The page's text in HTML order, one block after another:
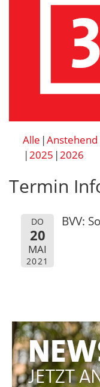
Alle Anstehend
2025 2026
Termin
DO
20
MAI
2021
BVV: